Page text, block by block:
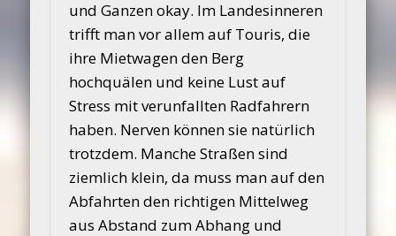
und Ganzen okay. Im Landesinneren
trifft man vor allem auf Touris, die
ihre Mietwagen den Berg
hochquälen und keine Lust auf
Stress mit verunfallten Radfahrern
haben. Nerven können sie natürlich
trotzdem. Manche Straßen sind
ziemlich klein, da muss man auf den
Abfahrten den richtigen Mittelweg
aus Abstand zum Abhang und